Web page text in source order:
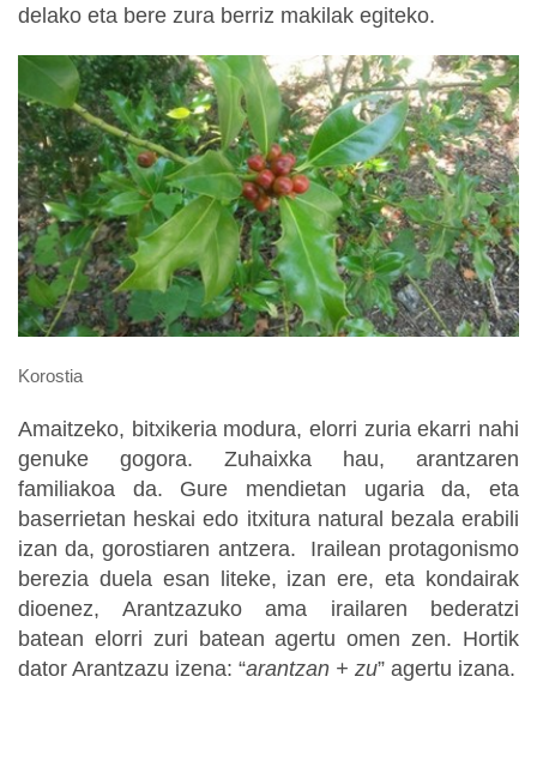
delako eta bere zura berriz makilak egiteko.
Korostia
Amaitzeko, bitxikeria modura, elorri zuria ekarri nahi
genuke gogora. Zuhaixka hau, arantzaren
familiakoa da. Gure mendietan ugaria da, eta
baserrietan heskai edo itxitura natural bezala erabili
izan da, gorostiaren antzera. Irailean protagonismo
berezia duela esan liteke, izan ere, eta kondairak
dioenez, Arantzazuko ama irailaren bederatzi
batean elorri zuri batean agertu omen zen. Hortik
dator Arantzazu izena: “arantzan + zu” agertu izana.